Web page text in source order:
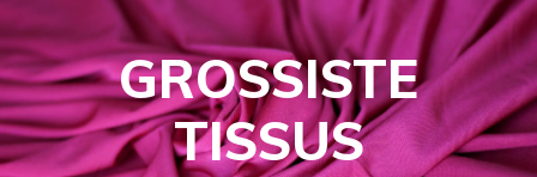
au
contenu
GROSSISTE
TISSUS